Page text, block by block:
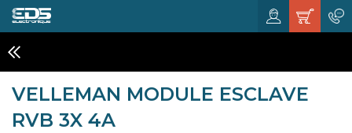
VELLEMAN MODULE ESCLAVE
RVB 3X 4A